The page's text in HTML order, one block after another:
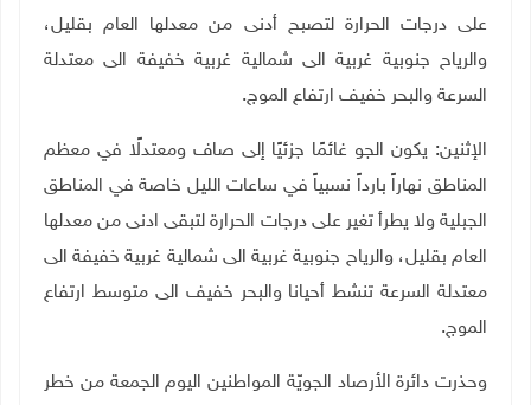
على درجات الحرارة لتصبح أدنى من معدلها العام بقليل،
والرياح جنوبية غربية الى شمالية غربية خفيفة الى معتدلة
السرعة والبحر خفيف ارتفاع الموج.
الإثنين: يكون الجو غائمًا جزئيًا إلى صاف ومعتدلًا في معظم
المناطق نهاراً بارداً نسبياً في ساعات الليل خاصة في المناطق
الجبلية ولا يطرأ تغير على درجات الحرارة لتبقى ادنى من معدلها
العام بقليل، والرياح جنوبية غربية الى شمالية غربية خفيفة الى
معتدلة السرعة تنشط أحيانا والبحر خفيف الى متوسط ارتفاع
الموج.
وحذرت دائرة الأرصاد الجويّة المواطنين اليوم الجمعة من خطر